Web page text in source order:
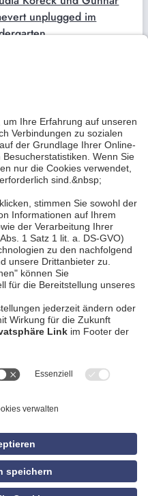
unplugged im
bookmark_border
2026 06:25 Min.
Red Devils auf dem
2017